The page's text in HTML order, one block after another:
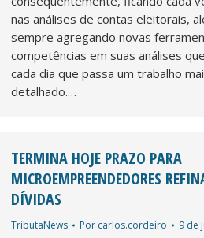
nas análises de contas eleitorais,
sempre agregando novas
competências em suas análises
cada dia que passa um trabalho
detalhado.…
TERMINA HOJE PRAZO PARA
MICROEMPREENDEDORES
DÍVIDAS
TributaNews Por carlos.cordeiro 9 de